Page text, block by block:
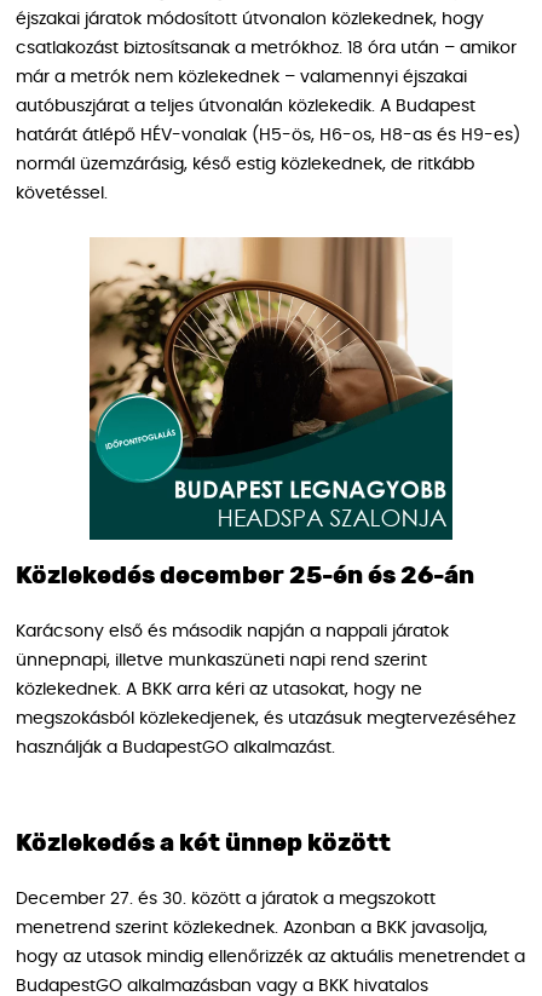
éjszakai járatok módosított útvonalon közlekednek, hogy
csatlakozást biztosítsanak a metrókhoz. 18 óra után – amikor
már a metrók nem közlekednek – valamennyi éjszakai
autóbuszjárat a teljes útvonalán közlekedik. A Budapest
határát átlépő HÉV-vonalak (H5-ös, H6-os, H8-as és H9-es)
normál üzemzárásig, késő estig közlekednek, de ritkább
követéssel.
Közlekedés december 25-én és 26-án
Karácsony első és második napján a nappali járatok
ünnepnapi, illetve munkaszüneti napi rend szerint
közlekednek. A BKK arra kéri az utasokat, hogy ne
megszokásból közlekedjenek, és utazásuk megtervezéséhez
használják a BudapestGO alkalmazást.
Közlekedés a két ünnep között
December 27. és 30. között a járatok a megszokott
menetrend szerint közlekednek. Azonban a BKK javasolja,
hogy az utasok mindig ellenőrizzék az aktuális menetrendet a
BudapestGO alkalmazásban vagy a BKK hivatalos